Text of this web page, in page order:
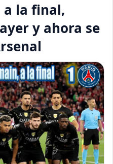
a la final,
y ahora se